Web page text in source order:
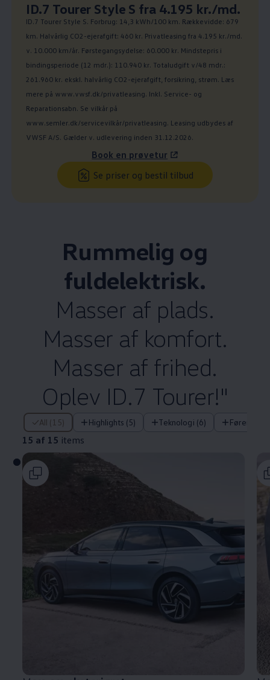
Ny pris:
ID.7 Tourer Style S fra 4.195 kr./md.
ID.7 Tourer Style S. Forbrug: 14,3 kWh/100 km. Rækkevidde: 679
km. Halvårlig CO2-ejerafgift: 460 kr. Privatleasing fra 4.195 kr./md.
v. 10.000 km/år. Førstegangsydelse: 60.000 kr. Mindstepris i
bindingsperiode (12 mdr.): 110.940 kr. Totaludgift v/48 mdr.:
261.960 kr. ekskl. halvårlig CO2-ejerafgift, forsikring, strøm. Læs
mere på www.vwsf.dk/privatleasing. Inkl. Service- og
Reparationsabn. Se vilkår på
www.semler.dk/servicevilkår/privatleasing. Leasing udbydes af
VWSF A/S. Gælder v. udlevering inden 31.12.2026.
Book en prøvetur
Se priser og bestil tilbud
Rummelig og
fuldelektrisk.
Masser af plads.
Masser af komfort.
Masser af frihed.
Oplev ID.7 Tourer!"
All (15) Highlights (5) Teknologi (6)
15 af 15 items
15 af 15 items